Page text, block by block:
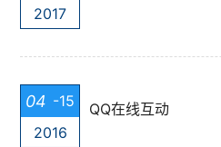
2017
04 -15
2016
QQ在线互动